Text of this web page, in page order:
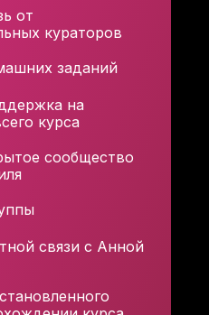
от
кураторов
на
курса
заданий
сообщество
связи с Анной